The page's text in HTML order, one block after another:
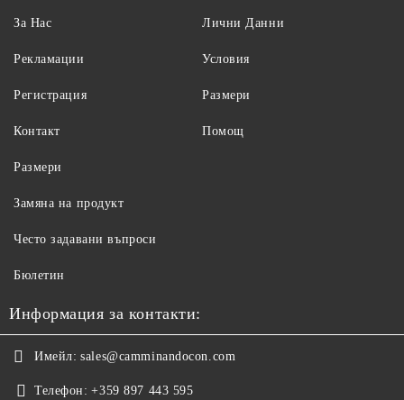
За Нас
Рекламации
Регистрация
Контакт
Лични Данни
Условия
Размери
Помощ
Размери
Замяна на продукт
Често задавани въпроси
Бюлетин
Информация за контакти:
Имейл: sales@camminandocon.com
Телефон: +359 897 443 595